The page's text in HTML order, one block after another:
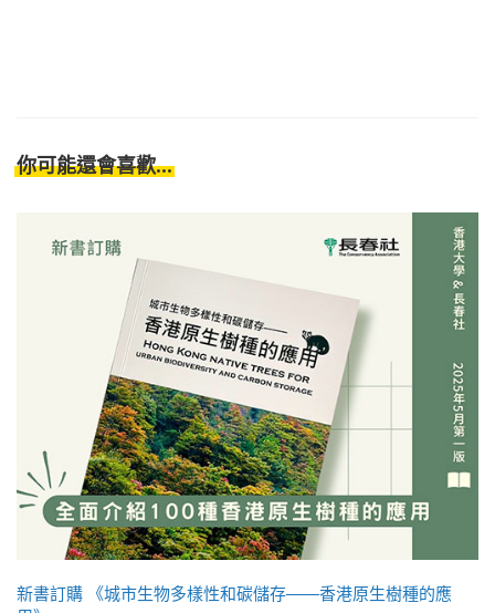
你可能還會喜歡...
新書訂購 《城市生物多樣性和碳儲存——香港原生樹種的應